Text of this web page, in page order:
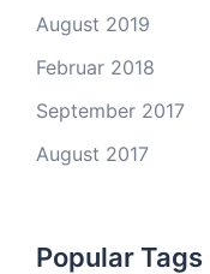
August 2019
Februar 2018
September 2017
August 2017
Popular Tags